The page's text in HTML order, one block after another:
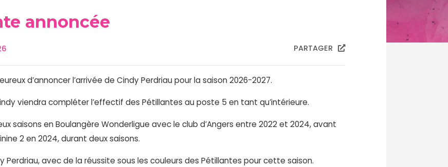
annoncée
PARTAGER
d’annoncer l’arrivée de Cindy Perdriau pour la saison 2026-2027.
viendra compléter l’effectif des Pétillantes au poste 5 en tant qu’intérieure.
saisons en Boulangère Wonderligue avec le club d’Angers entre 2022 et 2024, avant
2 en 2024, durant deux saisons.
Perdriau, avec de la réussite sous les couleurs des Pétillantes pour cette saison.